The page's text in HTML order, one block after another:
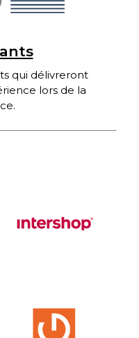
qui délivreront
lors de la